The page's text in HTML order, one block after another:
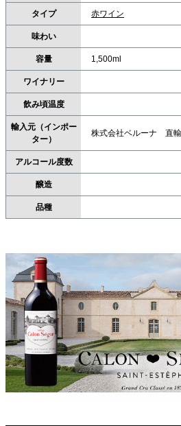
タイプ 赤ワイン
味わい
容量 1,500ml
ワイナリー
飲み頃温度
輸入元（インポー
ター）
株式会社ベルーナ 直
アルコール度数
醸造
品種